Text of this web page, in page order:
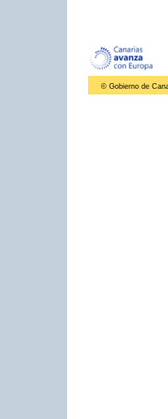
© Gobierno de